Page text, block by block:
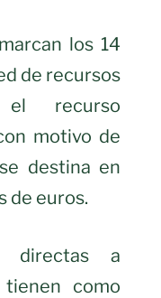
los 14
de recursos
recurso
motivo de
destina en
de euros.
directas a
como